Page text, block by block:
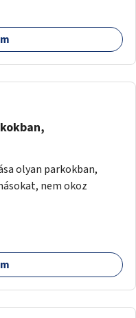
olyan parkokban,
nem okoz